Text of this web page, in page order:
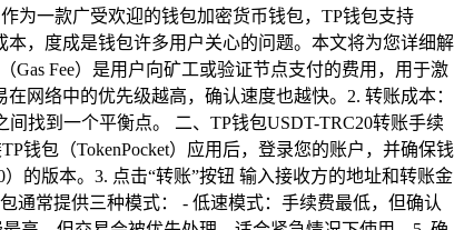
为一款广受欢迎的钱包加密货币钱包，TP钱包支持
，度成是钱包许多用户关心的问题。本文将为您详细解
Fee）是用户向矿工或验证节点支付的费用，用于激
网络中的优先级越高，确认速度也越快。2. 转账成本：
找到一个平衡点。 二、TP钱包USDT-TRC20转账手续
钱包（TokenPocket）应用后，登录您的账户，并确保钱
的版本。3. 点击“转账”按钮 输入接收方的地址和转账金
通常提供三种模式： - 低速模式：手续费最低，但确认